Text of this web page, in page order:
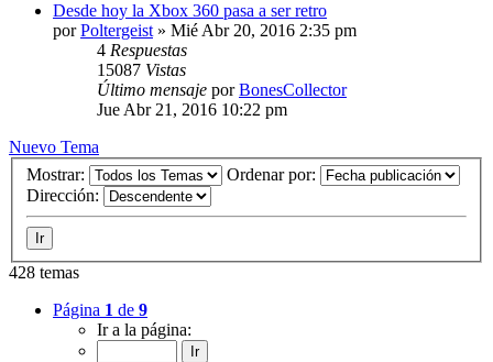
Desde hoy la Xbox 360 pasa a ser retro
porPoltergeist » Mié Abr 20, 2016 2:35 pm
4 Respuestas
15087 Vistas
Último mensaje porBonesCollector
Jue Abr 21, 2016 10:22 pm
Nuevo Tema
Mostrar:
Ordenar por:
Dirección:
428 temas
Página 1 de 9
Ir a la página: